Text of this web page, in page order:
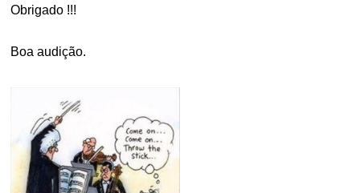
Obrigado !!!
Boa audição.